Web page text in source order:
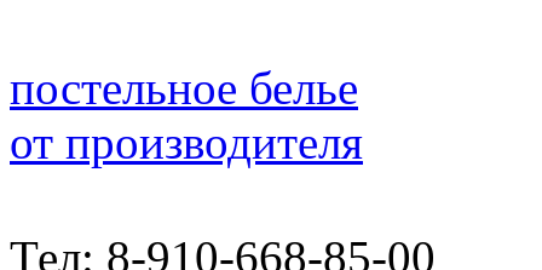
постельное белье
от производителя
Тел: 8-910-668-85-00